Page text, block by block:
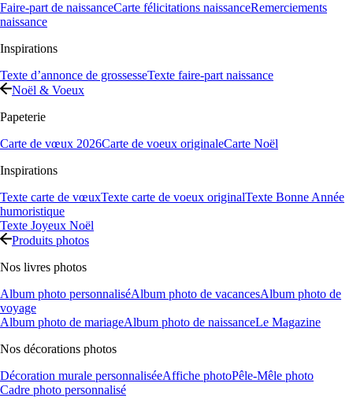
Faire-part de naissanceCarte félicitations naissanceRemerciements
naissance
Inspirations
Texte d’annonce de grossesseTexte faire-part naissance
Noël & Voeux
Papeterie
Carte de vœux 2026Carte de voeux originaleCarte Noël
Inspirations
Texte carte de vœuxTexte carte de voeux originalTexte Bonne Année
humoristique
Texte Joyeux Noël
Produits photos
Nos livres photos
Album photo personnaliséAlbum photo de vacancesAlbum photo de
voyage
Album photo de mariageAlbum photo de naissanceLe Magazine
Nos décorations photos
Décoration murale personnaliséeAffiche photoPêle-Mêle photo
Cadre photo personnalisé